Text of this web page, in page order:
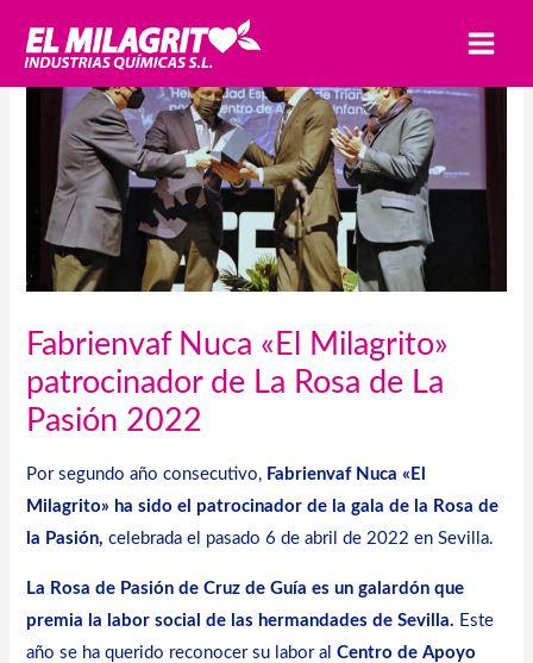
Fabrienvaf Nuca «El Milagrito»
patrocinador de La Rosa de La
Pasión 2022
Por segundo año consecutivo, Fabrienvaf Nuca «El
Milagrito» ha sido el patrocinador de la gala de la Rosa de
la Pasión, celebrada el pasado 6 de abril de 2022 en Sevilla.
La Rosa de Pasión de Cruz de Guía es un galardón que
premia la labor social de las hermandades de Sevilla. Este
año se ha querido reconocer su labor alCentro de Apoyo